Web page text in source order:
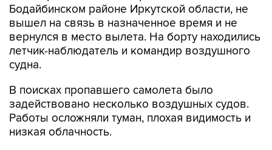
Бодайбинском районе Иркутской области, не
вышел на связь в назначенное время и не
вернулся в место вылета. На борту находились
летчик-наблюдатель и командир воздушного
судна.
В поисках пропавшего самолета было
задействовано несколько воздушных судов.
Работы осложняли туман, плохая видимость и
низкая облачность.